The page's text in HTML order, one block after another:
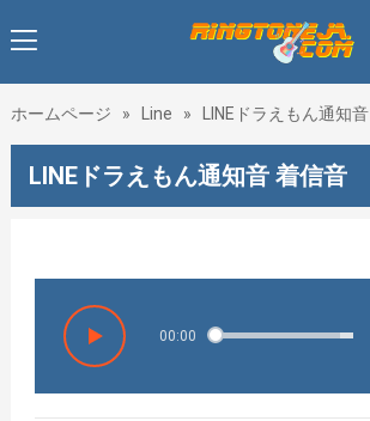
ホームページ » Line » LINEドラえもん通知音
LINEドラえもん通知音 着信音
00:00